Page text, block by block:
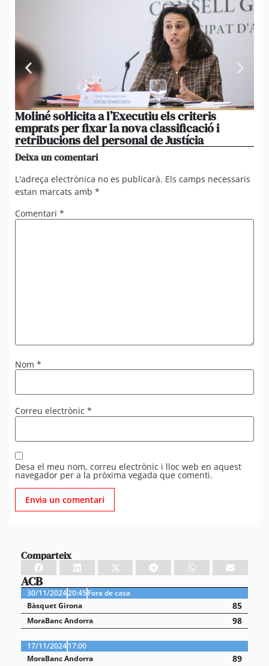
Moliné sol·licita a l’Executiu els criteris
emprats per fixar la nova classificació i
retribucions del personal de Justícia
Deixa un comentari
L'adreça electrònica no es publicarà. Els camps necessaris
estan marcats amb *
Comentari *
Nom *
Correu electrònic *
Desa el meu nom, correu electrònic i lloc web en aquest
navegador per a la pròxima vegada que comenti.
Comparteix
ACB
30/11/202420:45Fora de casa
Bàsquet Girona
85
MoraBanc Andorra 98
17/11/202417:00
MoraBanc Andorra
89